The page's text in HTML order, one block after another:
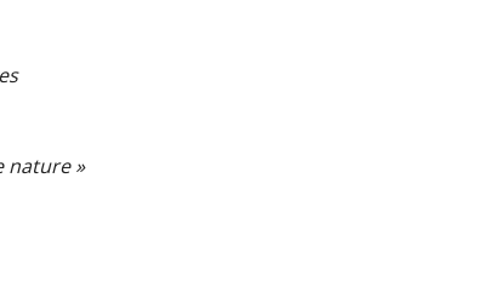
nature »